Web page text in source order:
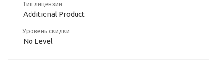
Тип лицензии
Additional Product
Уровень скидки
No Level